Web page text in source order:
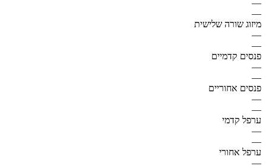
—
—
מיזוג שורה שלישית
—
—
פנסים קדמיים
—
—
פנסים אחוריים
—
—
ערפל קדמי
—
—
ערפל אחורי
—